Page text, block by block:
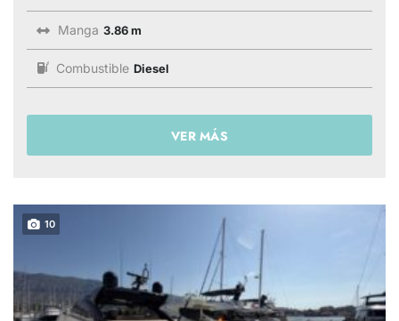
Manga 3.86 m
Combustible Diesel
VER MÁS
10